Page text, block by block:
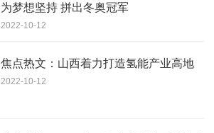
为梦想坚持 拼出冬奥冠军
2022-10-12
焦点热文：山西着力打造氢能产业高地
2022-10-12